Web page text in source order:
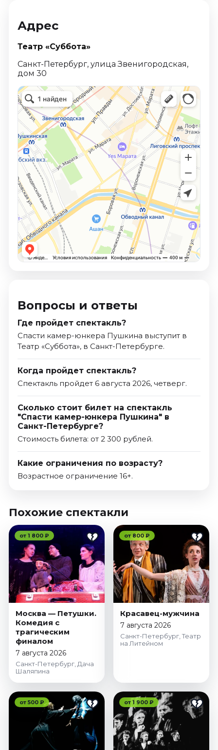
Адрес
Театр «Суббота»
Санкт-Петербург, улица Звенигородская,
дом 30
Вопросы и ответы
Где пройдет спектакль?
Спасти камер-юнкера Пушкина выступит в
Театр «Суббота», в Санкт-Петербурге.
Когда пройдет спектакль?
Спектакль пройдет 6 августа 2026, четверг.
Сколько стоит билет на спектакль
"Спасти камер-юнкера Пушкина" в
Санкт-Петербурге?
Стоимость билета: от 2 300 рублей.
Какие ограничения по возрасту?
Возрастное ограничение 16+.
Похожие спектакли
от 1 800 ₽
Москва — Петушки.
Комедия с
трагическим
финалом
7 августа 2026
Санкт-Петербург, Дача
Шаляпина
от 800 ₽
Красавец-мужчина
7 августа 2026
Санкт-Петербург, Театр
на Литейном
от 500 ₽ от 1 900 ₽